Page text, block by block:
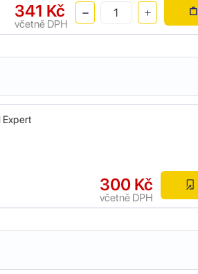
341 Kč
včetně DPH
300 Kč
včetně DPH